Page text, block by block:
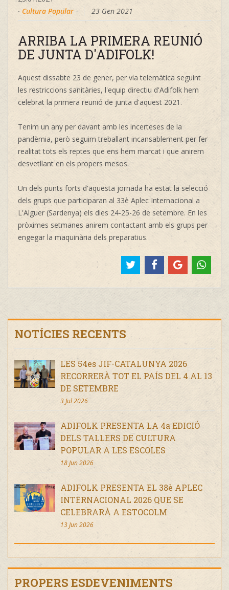
· Cultura Popular 23 Gen 2021
ARRIBA LA PRIMERA REUNIÓ
DE JUNTA D'ADIFOLK!
Aquest dissabte 23 de gener, per via telemàtica seguint
les restriccions sanitàries, l'equip directiu d'Adifolk hem
celebrat la primera reunió de junta d'aquest 2021.
Tenim un any per davant amb les incerteses de la
pandèmia, però seguim treballant incansablement per fer
realitat tots els reptes que ens hem marcat i que anirem
desvetllant en els propers mesos.
Un dels punts forts d'aquesta jornada ha estat la selecció
dels grups que participaran al 33è Aplec Internacional a
L'Alguer (Sardenya) els dies 24-25-26 de setembre. En les
pròximes setmanes anirem contactant amb els grups per
engegar la maquinària dels preparatius.
NOTÍCIES RECENTS
LES 54es JIF-CATALUNYA 2026
RECORRERÀ TOT EL PAÍS DEL 4 AL 13
DE SETEMBRE
3 Jul 2026
ADIFOLK PRESENTA LA 4a EDICIÓ
DELS TALLERS DE CULTURA
POPULAR A LES ESCOLES
18 Jun 2026
ADIFOLK PRESENTA EL 38è APLEC
INTERNACIONAL 2026 QUE SE
CELEBRARÀ A ESTOCOLM
13 Jun 2026
PROPERS ESDEVENIMENTS